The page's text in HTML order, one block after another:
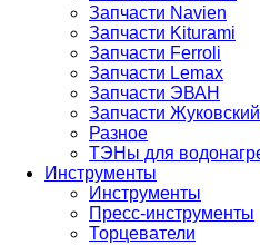
Запчасти Navien
Запчасти Kiturami
Запчасти Ferroli
Запчасти Lemax
Запчасти ЭВАН
Запчасти
Разное
ТЭНы для
Инструменты
Инструменты
Пресс-инструменты
Торцеватели